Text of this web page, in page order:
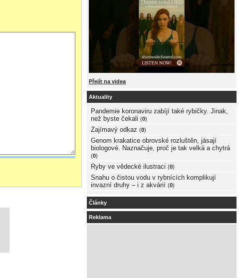
Přejít na videa
Aktuality
Pandemie koronaviru zabíjí také rybičky. Jinak,
než byste čekali (0)
Zajímavý odkaz (0)
Genom krakatice obrovské rozluštěn, jásají
biologové. Naznačuje, proč je tak velká a chytrá
(0)
Ryby ve vědecké ilustraci (0)
Snahu o čistou vodu v rybnících komplikují
invazní druhy – i z akvárií (0)
Články
Reklama